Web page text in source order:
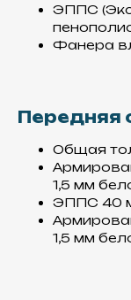
ЭППС
Фанера
Передняя
Общая
1,5 мм
ЭППС 40
1,5 мм